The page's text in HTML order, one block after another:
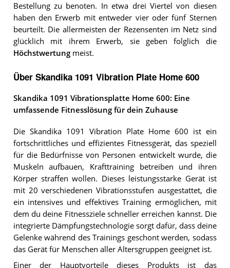
Bestellung zu benoten. In etwa drei Viertel von diesen
haben den Erwerb mit entweder vier oder fünf Sternen
beurteilt. Die allermeisten der Rezensenten im Netz sind
glücklich mit ihrem Erwerb, sie geben folglich die
Höchstwertungmeist.
Über Skandika 1091 Vibration Plate Home 600
Skandika 1091 Vibrationsplatte Home 600: Eine
umfassende Fitnesslösung für dein Zuhause
Die Skandika 1091 Vibration Plate Home 600 ist ein
fortschrittliches und effizientes Fitnessgerät, das speziell
für die Bedürfnisse von Personen entwickelt wurde, die
Muskeln aufbauen, Krafttraining betreiben und ihren
Körper straffen wollen. Dieses leistungsstarke Gerät ist
mit 20 verschiedenen Vibrationsstufen ausgestattet, die
ein intensives und effektives Training ermöglichen, mit
dem du deine Fitnessziele schneller erreichen kannst. Die
integrierte Dämpfungstechnologie sorgt dafür, dass deine
Gelenke während des Trainings geschont werden, sodass
das Gerät für Menschen aller Altersgruppen geeignet ist.
Einer der Hauptvorteile dieses Produkts ist das